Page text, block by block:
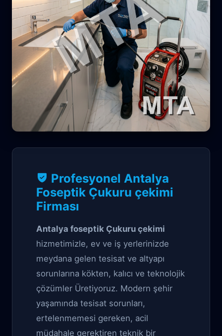
Antalya Foseptik
Çukuru çekimi
Profesyonel Antalya
Foseptik Çukuru çekimi
Firması
Antalya foseptik Çukuru çekimi
hizmetimizle, ev ve iş yerlerinizde
meydana gelen tesisat ve altyapı
sorunlarına kökten, kalıcı ve teknolojik
çözümler Üretiyoruz. Modern şehir
yaşamında tesisat sorunları,
ertelenmemesi gereken, acil
müdahale gerektiren teknik bir